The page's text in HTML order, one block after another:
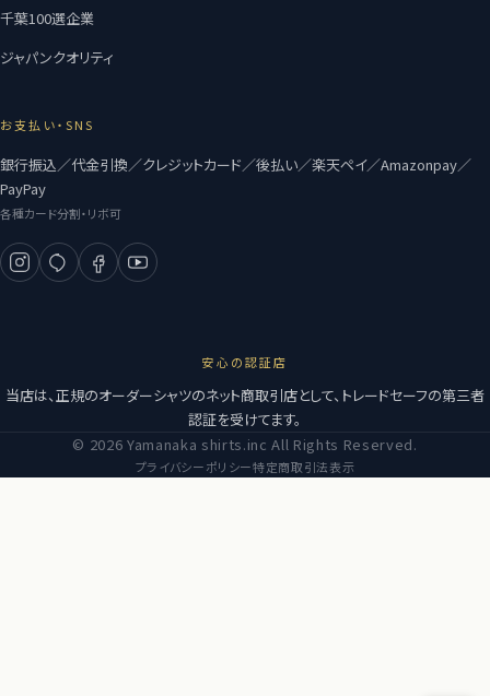
千葉100選企業
ジャパンクオリティ
お支払い・SNS
銀行振込／代金引換／クレジットカード／後払い／楽天ペイ／Amazonpay／
PayPay
各種カード分割・リボ可
安心の認証店
当店は、正規のオーダーシャツのネット商取引店として、トレードセーフの第三者
認証を受けてます。
© 2026 Yamanaka shirts.inc All Rights Reserved.
プライバシーポリシー特定商取引法表示